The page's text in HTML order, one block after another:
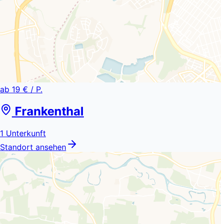
ab 19 € / P.
Frankenthal
1 Unterkunft
Standort ansehen